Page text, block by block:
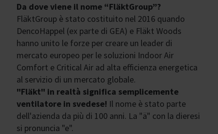
Da dove viene il nome “FläktGroup”?
FläktGroup è stato costituito nel 2016 quando
DencoHappel (ex parte di GEA) e Fläkt Woods
hanno unito le forze per creare un leader di
mercato europeo per le soluzioni Indoor Air
Comfort e Critical Air ad alta efficienza energetica
al servizio di un mercato globale.
"Fläkt" in realtà significa semplicemente
ventilatore in svedese! Il nome è stato parte
dell'azienda da più di 100 anni. La "ä" con la dieresi
si pronuncia "e".